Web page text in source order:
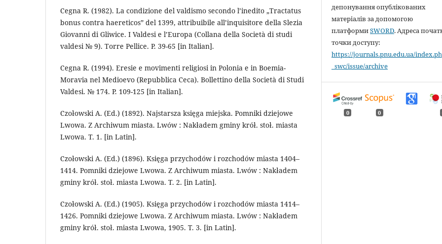
Cegna R. (1982). La condizione del valdismo secondo l’inedito „Tractatus
bonus contra haereticos” del 1399, attribuibile all’inquisitore della Slezia
Giovanni di Gliwice. I Valdesi e l’Europa (Collana della Società di studi
valdesi № 9). Torre Pellice. P. 39-65 [in Italian].
Cegna R. (1994). Eresie e movimenti religiosi in Polonia e in Boemia-
Moravia nel Medioevo (Repubblica Ceca). Bollettino della Società di Studi
Valdesi. № 174. P. 109-125 [in Italian].
Czołowski A. (Ed.) (1892). Najstarsza księga miejska. Pomniki dziejowe
Lwowa. Z Archiwum miasta. Lwów : Nakładem gminy krół. stoł. miasta
Lwowa. T. 1. [in Latin].
Czołowski A. (Ed.) (1896). Księga przychodów i rozchodów miasta 1404–
1414. Pomniki dziejowe Lwowa. Z Archiwum miasta. Lwów : Nakładem
gminy krół. stoł. miasta Lwowa. T. 2. [in Latin].
Czołowski A. (Ed.) (1905). Księga przychodów i rozchodów miasta 1414–
1426. Pomniki dziejowe Lwowa. Z Archiwum miasta. Lwów : Nakładem
gminy krół. stoł. miasta Lwowa, 1905. T. 3. [in Latin].
депонування опублікованих
матеріалів за допомогою
платформиSWORD. Адреса
точки доступу:
https://journals.pnu.edu.ua/
_swc/issue/archive
0 0